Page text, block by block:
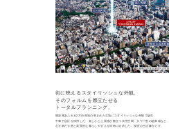
街に映えるスタイリッシュな外観。
そのフォルムを際立たせる
トータルプランニング。
開放感あふれる2方向角地の恵まれた立地にスタイリッシュな外観で誕生。
中廊下設計を採用した、美しさと上質感が際立つ共用空間、タワー型の駐車場など。
心を満たす贅と実質的な暮らしやすさを同時に追求した、羨望の生活舞台です。